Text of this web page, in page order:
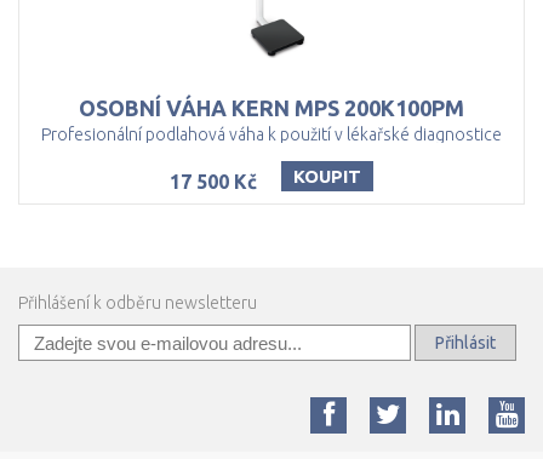
OSOBNÍ VÁHA KERN MPS 200K100PM
Profesionální podlahová váha k použití v lékařské diagnostice
17 500 Kč KOUPIT
Přihlášení k odběru newsletteru
Přihlásit